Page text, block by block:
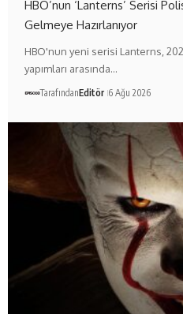
HBO’nun ‘Lanterns’ Serisi
Gelmeye Hazırlanıyor
HBO'nun yeni serisi Lanterns,
yapımları arasında…
TarafındanEditör 6 Ağu 2026